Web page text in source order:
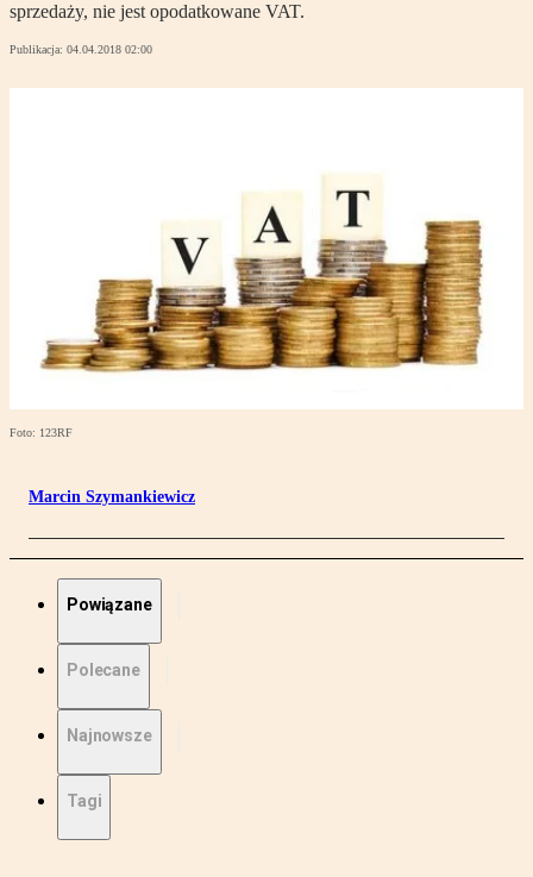
sprzedaży, nie jest opodatkowane VAT.
Publikacja: 04.04.2018 02:00
Foto: 123RF
Marcin Szymankiewicz
Powiązane
Polecane
Najnowsze
Tagi